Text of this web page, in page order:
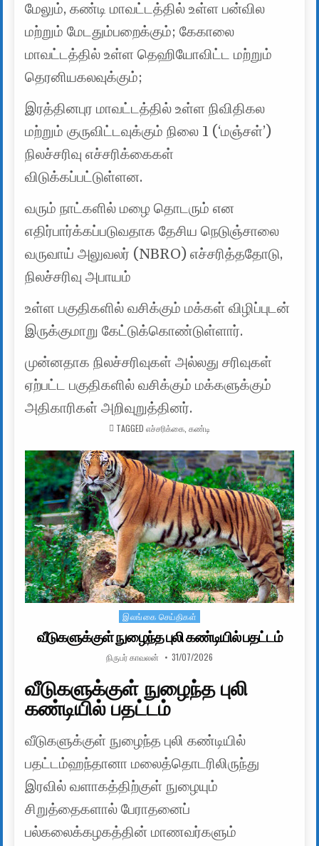
மேலும், கண்டி மாவட்டத்தில் உள்ள பன்வில
மற்றும் மேடதும்பறைக்கும்; கேகாலை
மாவட்டத்தில் உள்ள தெஹியோவிட்ட மற்றும்
தெரனியகலவுக்கும்;
இரத்தினபுர மாவட்டத்தில் உள்ள நிவிதிகல
மற்றும் குருவிட்டவுக்கும் நிலை 1 (‘மஞ்சள்’)
நிலச்சரிவு எச்சரிக்கைகள்
விடுக்கப்பட்டுள்ளன.
வரும் நாட்களில் மழை தொடரும் என
எதிர்பார்க்கப்படுவதாக தேசிய நெடுஞ்சாலை
வருவாய் அலுவலர் (NBRO) எச்சரித்ததோடு,
நிலச்சரிவு அபாயம்
உள்ள பகுதிகளில் வசிக்கும் மக்கள் விழிப்புடன்
இருக்குமாறு கேட்டுக்கொண்டுள்ளார்.
முன்னதாக நிலச்சரிவுகள் அல்லது சரிவுகள்
ஏற்பட்ட பகுதிகளில் வசிக்கும் மக்களுக்கும்
அதிகாரிகள் அறிவுறுத்தினர்.
TAGGED எச்சரிக்கை கண்டி
Posted in
இலங்கை செய்திகள்
வீடுகளுக்குள் நுழைந்த புலி கண்டியில் பதட்டம்
AUTHOR:
நிருபர் காவலன் PUBLISHED DATE:
31/07/2026
வீடுகளுக்குள் நுழைந்த புலி
கண்டியில் பதட்டம்
வீடுகளுக்குள் நுழைந்த புலி கண்டியில்
பதட்டம்ஹந்தானா மலைத்தொடரிலிருந்து
இரவில் வளாகத்திற்குள் நுழையும்
சிறுத்தைகளால் பேராதனைப்
பல்கலைக்கழகத்தின் மாணவர்களும்